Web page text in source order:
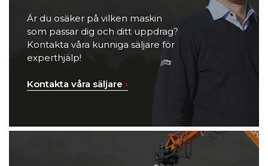
Är du osäker på vilken maskin
som passar dig och ditt uppdrag?
Kontakta våra kunniga säljare för
experthjälp!
Kontakta våra säljare ›